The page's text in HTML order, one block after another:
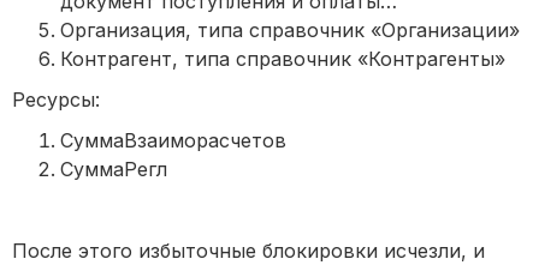
Организация, типа справочник «Организации»
Контрагент, типа справочник «Контрагенты»
Ресурсы:
СуммаВзаиморасчетов
СуммаРегл
После этого избыточные блокировки исчезли, и